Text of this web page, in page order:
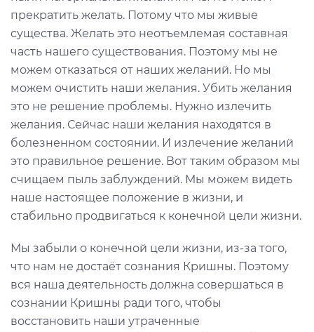
прекратить желать. Потому что мы живые
существа. Желать это неотъемлемая составная
часть нашего существования. Поэтому мы не
можем отказаться от наших желаний. Но мы
можем очистить наши желания. Убить желания
это не решение проблемы. Нужно излечить
желания. Сейчас наши желания находятся в
болезненном состоянии. И излечение желаний
это правильное решение. Вот таким образом мы
счищаем пыль заблуждений. Мы можем видеть
наше настоящее положение в жизни, и
стабильно продвигаться к конечной цели жизни.
Мы забыли о конечной цели жизни, из-за того,
что нам не достаёт сознания Кришны. Поэтому
вся наша деятельность должна совершаться в
сознании Кришны ради того, чтобы
восстановить наши утраченные